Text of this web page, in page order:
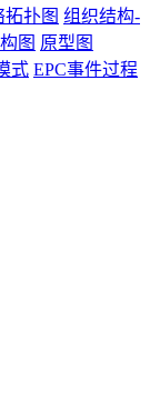
拓扑图 组织结构-
图 原型图
式 EPC事件过程